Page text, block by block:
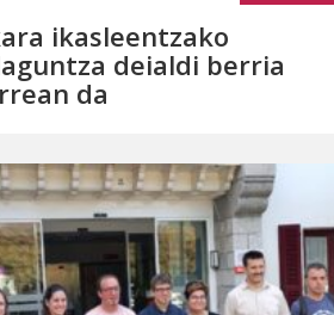
ikasleentzako
deialdi berria
da